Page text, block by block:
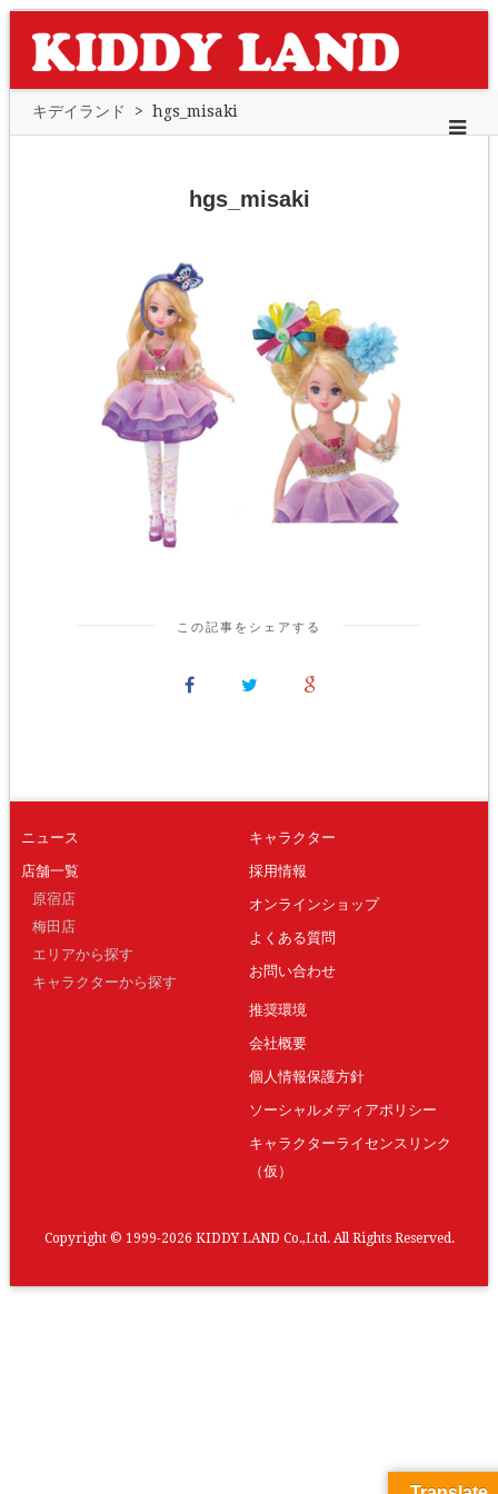
キデイランド > hgs_misaki
hgs_misaki
この記事をシェアする
ニュース
店舗一覧
原宿店
梅田店
エリアから探す
キャラクターから探す
キャラクター
採用情報
オンラインショップ
よくある質問
お問い合わせ
推奨環境
会社概要
個人情報保護方針
ソーシャルメディアポリシー
キャラクターライセンスリンク
（仮）
Copyright © 1999-2026 KIDDY LAND Co.,Ltd. All Rights Reserved.